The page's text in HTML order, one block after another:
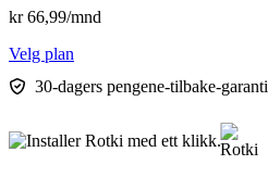
kr 66,99/mnd
Velg plan
30-dagers pengene-tilbake-garanti